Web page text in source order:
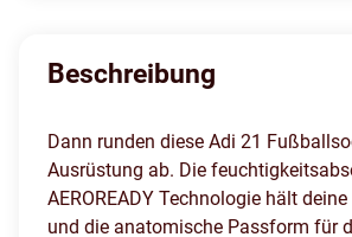
Beschreibung
Dann runden diese Adi 21
Ausrüstung ab. Die
AEROREADY Technologie hält
und die anatomische Passform für